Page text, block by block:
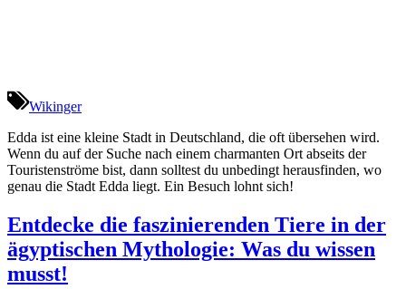
Wikinger
Edda ist eine kleine Stadt in Deutschland, die oft übersehen wird.
Wenn du auf der Suche nach einem charmanten Ort abseits der
Touristenströme bist, dann solltest du unbedingt herausfinden, wo
genau die Stadt Edda liegt. Ein Besuch lohnt sich!
Entdecke die faszinierenden Tiere in der
ägyptischen Mythologie: Was du wissen
musst!